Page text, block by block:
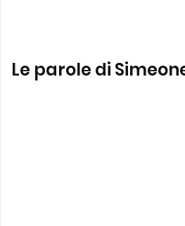
Le parole di